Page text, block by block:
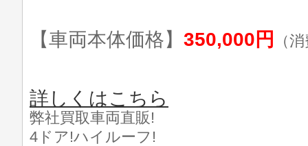
【車両本体価格】 350,000円 （
詳しくはこちら
弊社買取車両直販!
4ドア!ハイルーフ!